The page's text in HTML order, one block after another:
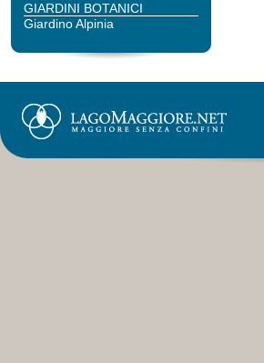
GIARDINI BOTANICI
Giardino Alpinia